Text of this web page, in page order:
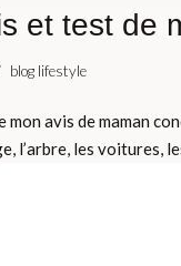
et test de
blog lifestyle
mon avis de maman
l’arbre, les voitures,